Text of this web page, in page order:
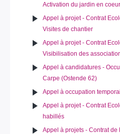
Activation du jardin en
Appel à projet - Contrat
Visites de chantier
Appel à projet - Contrat
Visibilisation des
Appel à candidatures -
Carpe (Ostende 62)
Appel à occupation
Appel à projet - Contrat
habillés
Appel à projets - Contrat